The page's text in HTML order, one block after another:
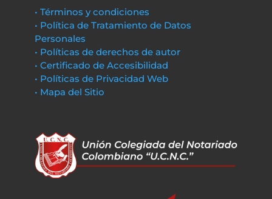
• Términos y condiciones
• Política de Tratamiento de Datos
Personales
• Políticas de derechos de autor
• Certificado de Accesibilidad
• Políticas de Privacidad Web
• Mapa del Sitio